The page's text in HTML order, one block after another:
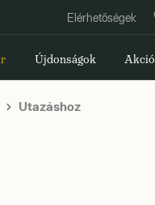
Elérhetőségek
Újdonságok Akció
Utazáshoz